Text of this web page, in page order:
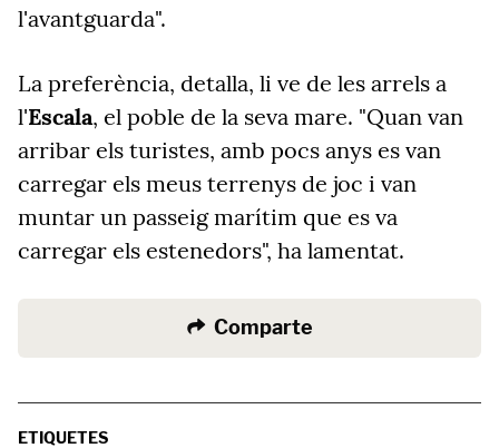
l'avantguarda".
La preferència, detalla, li ve de les arrels a
l'Escala, el poble de la seva mare. "Quan van
arribar els turistes, amb pocs anys es van
carregar els meus terrenys de joc i van
muntar un passeig marítim que es va
carregar els estenedors", ha lamentat.
Comparte
ETIQUETES